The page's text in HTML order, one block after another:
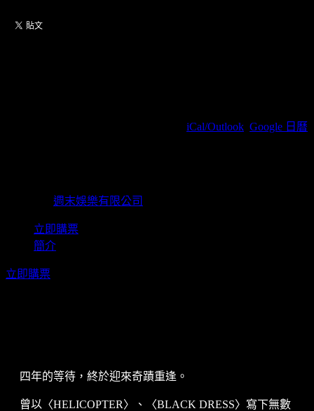
iCal/Outlook Google 日曆
週末娛樂有限公司
立即購票
簡介
立即購票
四年的等待，終於迎來奇蹟重逢。
曾以〈HELICOPTER〉、〈BLACK DRESS〉寫下無數